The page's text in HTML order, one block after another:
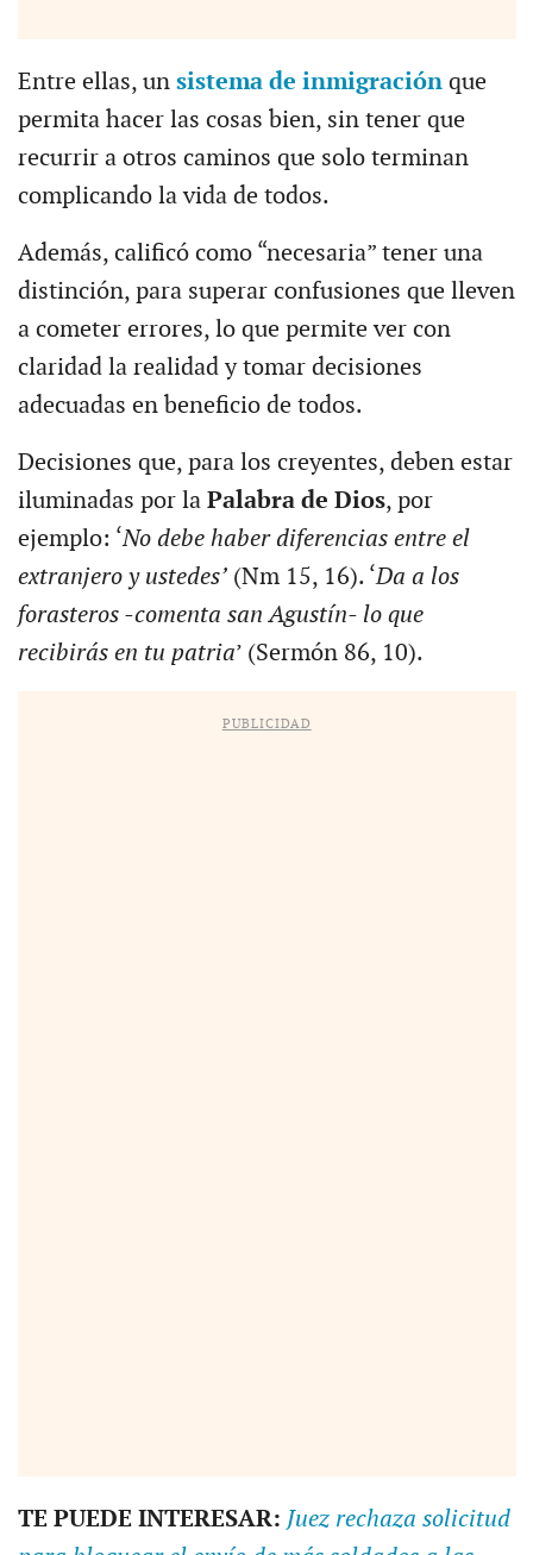
Entre ellas, un sistema de inmigración que
permita hacer las cosas bien, sin tener que
recurrir a otros caminos que solo terminan
complicando la vida de todos.
Además, calificó como “necesaria” tener una
distinción, para superar confusiones que lleven
a cometer errores, lo que permite ver con
claridad la realidad y tomar decisiones
adecuadas en beneficio de todos.
Decisiones que, para los creyentes, deben estar
iluminadas por la Palabra de Dios, por
ejemplo: ‘No debe haber diferencias entre el
extranjero y ustedes’(Nm 15, 16). ‘Da a los
forasteros -comenta san Agustín- lo que
recibirás en tu patria’ (Sermón 86, 10).
PUBLICIDAD
TE PUEDE INTERESAR: Juez rechaza solicitud